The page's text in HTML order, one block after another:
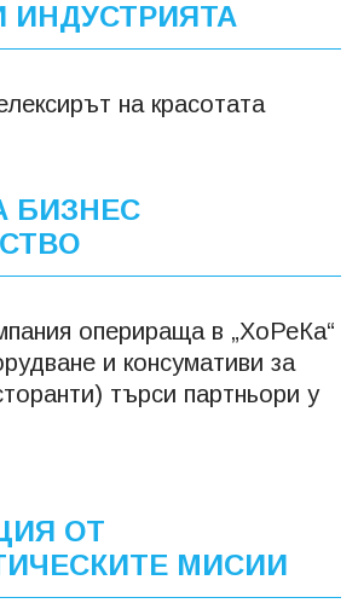
ИНДУСТРИЯТА
на красотата
БИЗНЕС
оперираща в „ХоРеКа“
и консумативи за
търси партньори у
ОТ
МИСИИ